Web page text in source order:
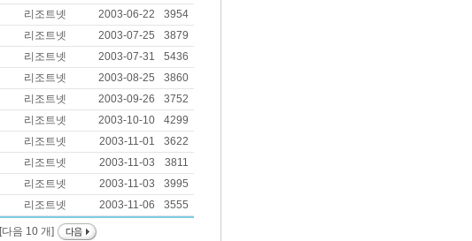
리조트넷 2003-06-22
3954
리조트넷 2003-07-25
3879
리조트넷 2003-07-31
5436
리조트넷 2003-08-25
3860
리조트넷 2003-09-26
3752
리조트넷 2003-10-10
4299
리조트넷 2003-11-01
3622
리조트넷 2003-11-03
3811
리조트넷 2003-11-03
3995
리조트넷 2003-11-06 3555
[다음 10 개]